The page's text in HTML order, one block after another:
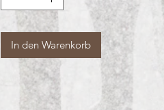
In den Warenkorb